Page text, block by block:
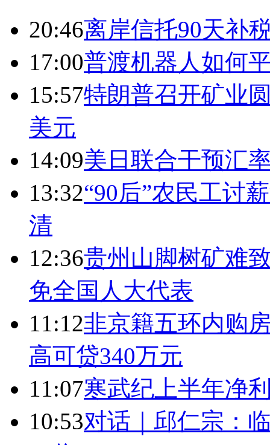
20:46离岸信托90天补
17:00普渡机器人如何
15:57特朗普召开矿业
美元
14:09美日联合干预汇
13:32“90后”农民工讨
清
12:36贵州山脚树矿难
免全国人大代表
11:12非京籍五环内购
高可贷340万元
11:07寒武纪上半年净
10:53对话｜邱仁宗：